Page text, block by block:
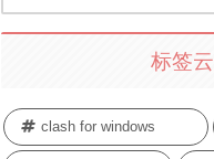
标签云
clash for windows